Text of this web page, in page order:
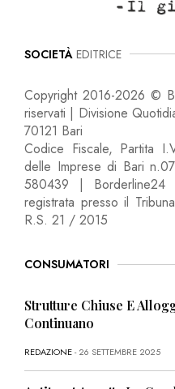
SOCIETÀ EDITRICE
Copyright 2016-2026 ©
riservati | Divisione
70121 Bari
Codice Fiscale, Partita
delle Imprese di Bari
580439 | Borderline24
registrata presso il
R.S. 21 / 2015
CONSUMATORI
Strutture Chiuse E
Continuano
REDAZIONE- 26 SETTEMBRE 2025